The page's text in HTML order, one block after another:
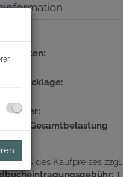
Gesamtbelastung
3% des Kaufpreises